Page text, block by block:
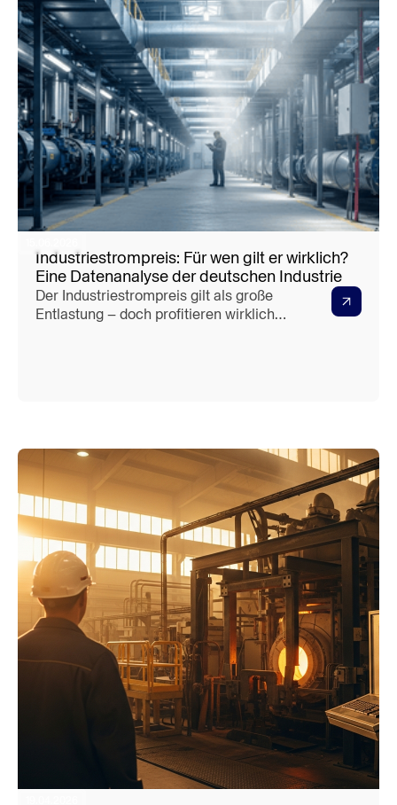
Industriestrompreis: Für wen gilt er wirklich?
Eine Datenanalyse der deutschen Industrie
Der Industriestrompreis gilt als große
Entlastung – doch profitieren wirklich